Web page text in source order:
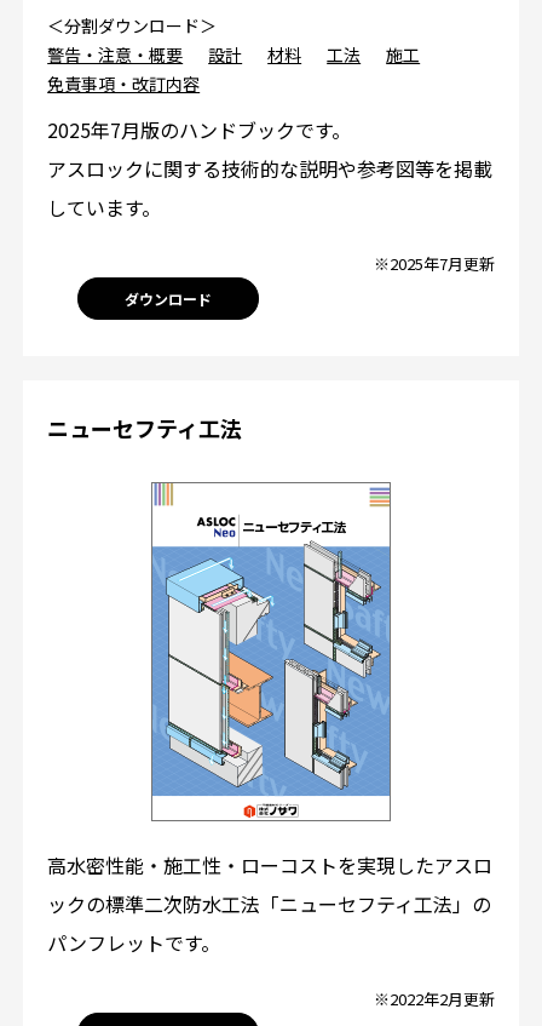
＜分割ダウンロード＞
警告・注意・概要
設計 材料 工法
施工
免責事項・改訂内容
2025年7月版のハンドブックです。
アスロックに関する技術的な説明や参考図等を掲載
しています。
※2025年7月更新
ダウンロード
ニューセフティ工法
高水密性能・施工性・ローコストを実現したアスロ
ックの標準二次防水工法「ニューセフティ工法」の
パンフレットです。
※2022年2月更新